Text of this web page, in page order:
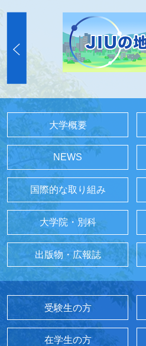
大学概要
NEWS
国際的な取り組み
大学院・別科
出版物・広報誌
受験生の方
在学生の方